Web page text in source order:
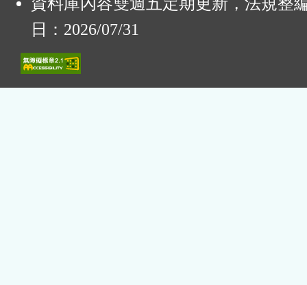
資料庫內容雙週五定期更新，法規整
日：2026/07/31